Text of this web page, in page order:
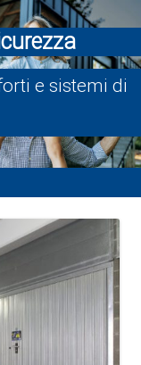
e sistemi di